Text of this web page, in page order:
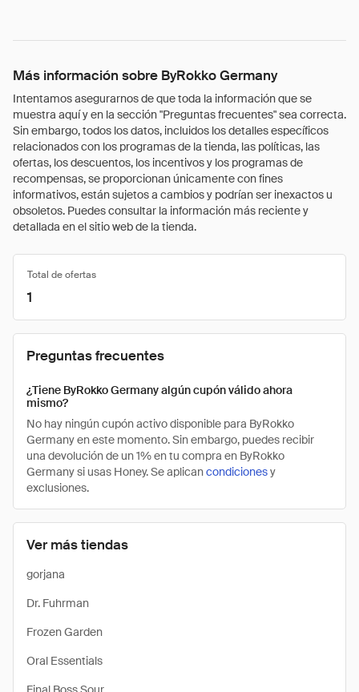
Más información sobre ByRokko Germany
Intentamos asegurarnos de que toda la información que se
muestra aquí y en la sección "Preguntas frecuentes" sea correcta.
Sin embargo, todos los datos, incluidos los detalles específicos
relacionados con los programas de la tienda, las políticas, las
ofertas, los descuentos, los incentivos y los programas de
recompensas, se proporcionan únicamente con fines
informativos, están sujetos a cambios y podrían ser inexactos u
obsoletos. Puedes consultar la información más reciente y
detallada en el sitio web de la tienda.
Ver más tiendas
gorjana
Dr. Fuhrman
Frozen Garden
Oral Essentials
Total de ofertas
1
Preguntas frecuentes
¿Tiene ByRokko Germany algún cupón válido ahora
mismo?
No hay ningún cupón activo disponible para ByRokko
Germany en este momento. Sin embargo, puedes recibir
una devolución de un 1% en tu compra en ByRokko
Germany si usas Honey. Se aplicancondicionesy
exclusiones.